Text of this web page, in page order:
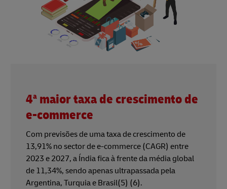
4ª maior taxa de crescimento de
e-commerce
Com previsões de uma taxa de crescimento de
13,91% no sector de e-commerce (CAGR) entre
2023 e 2027, a Índia fica à frente da média global
de 11,34%, sendo apenas ultrapassada pela
Argentina, Turquia e Brasil(5) (6).